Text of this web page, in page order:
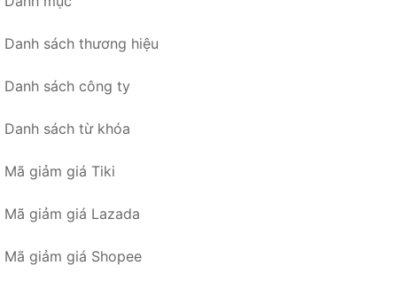
Danh sách thương hiệu
Danh sách công ty
Danh sách từ khóa
Mã giảm giá Tiki
Mã giảm giá Lazada
Mã giảm giá Shopee